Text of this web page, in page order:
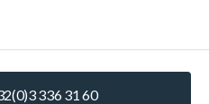
336 31 60